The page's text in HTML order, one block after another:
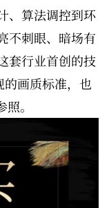
、算法调控到环
不刺眼、暗场有
套行业首创的技
画质标准，也
。